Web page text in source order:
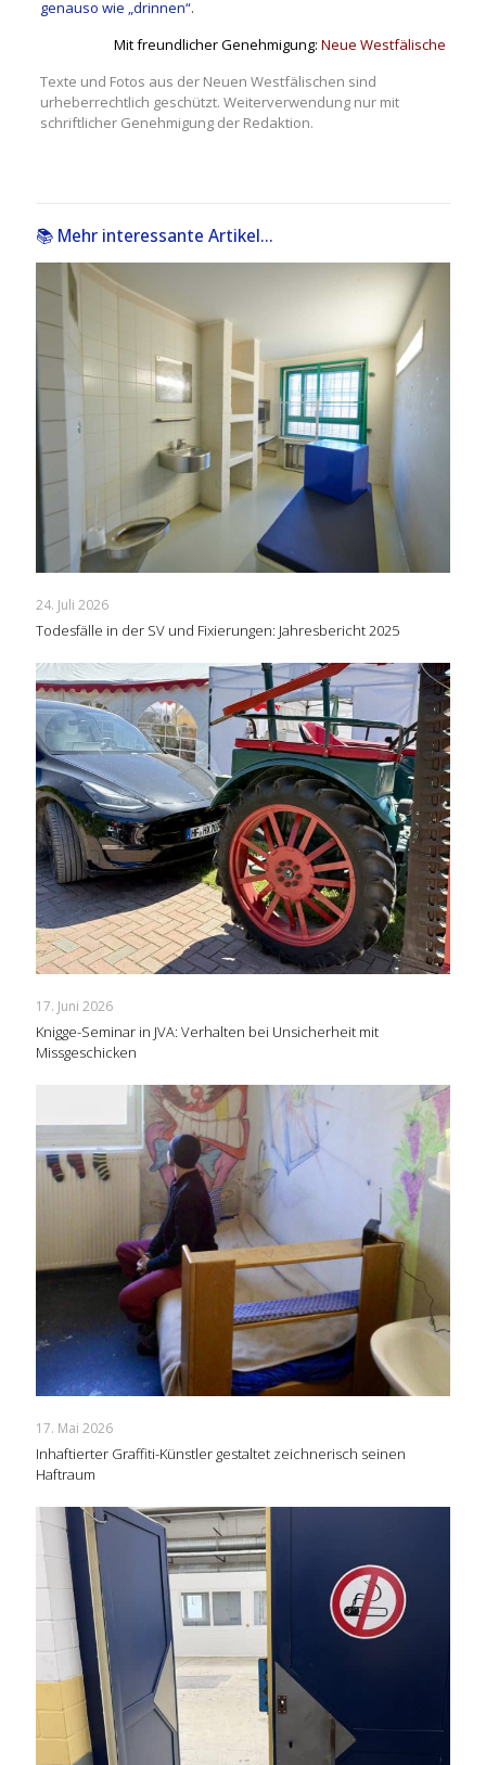
genauso wie „drinnen“.
Mit freundlicher Genehmigung: Neue Westfälische
Texte und Fotos aus der Neuen Westfälischen sind
urheberrechtlich geschützt. Weiterverwendung nur mit
schriftlicher Genehmigung der Redaktion.
📚 Mehr interessante Artikel...
24. Juli 2026
Todesfälle in der SV und Fixierungen: Jahresbericht 2025
17. Juni 2026
Knigge-Seminar in JVA: Verhalten bei Unsicherheit mit
Missgeschicken
17. Mai 2026
Inhaftierter Graffiti-Künstler gestaltet zeichnerisch seinen
Haftraum